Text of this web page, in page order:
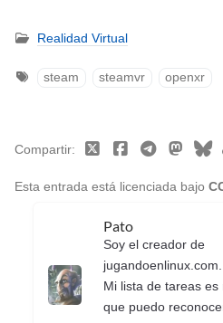
Realidad Virtual
steam steamvr openxr
Esta entrada está licenciada bajo
Compartir
Pato
Soy el creador de
jugandoenlinux.com.
Mi lista de tareas es
que puedo